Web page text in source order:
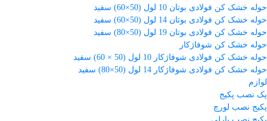
حوله خشک کن فولادی بوتان 10 لول (50×60) سفید
حوله خشک کن فولادی بوتان 14 لول (50×60) سفید
حوله خشک کن فولادی بوتان 19 لول (50×80) سفید
حوله خشک کن شوفاژکار
حوله خشک کن فولادی شوفاژکار 10 لول (50 × 60) سفید
حوله خشک کن فولادی شوفاژکار 14 لول (50×80) سفید
لوازم
پک نصب پکیج
پکیج نصب لورچ